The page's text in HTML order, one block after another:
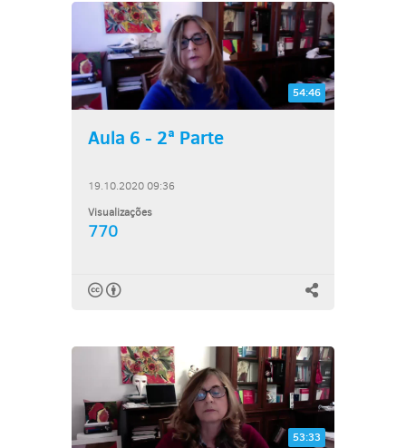
54:46
Aula 6 - 2ª Parte
19.10.2020 09:36
Visualizações
770
53:33